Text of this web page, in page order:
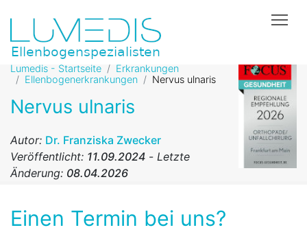
Lumedis - Startseite
Erkrankungen
Ellenbogenerkrankungen
Nervus ulnaris
Nervus ulnaris
Autor: Dr. Franziska Zwecker
Veröffentlicht: 11.09.2024 - Letzte
Änderung: 08.04.2026
Einen Termin bei uns?